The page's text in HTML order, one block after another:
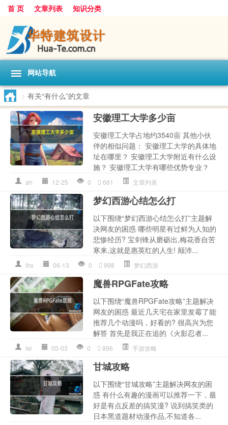
首 页 文章列表 知识分类
网站导航
> 有关“有什么”的文章
安徽理工大学多少亩
安徽理工大学占地约3540亩 其他小伙
伴的相似问题： 安徽理工大学的具体地
址在哪里？ 安徽理工大学附近有什么设
施？ 安徽理工大学有哪些优势专业？
ah 12-25 0 661 文章列表
梦幻西游心结怎么打
以下围绕“梦幻西游心结怎么打”主题解
决网友的困惑 哪些明星有过鲜为人知的
悲惨经历? 宝剑锋从磨砺出,梅花香自苦
寒来,这就是惠英红的人生! 颠沛...
lhx 06-13 0 998 梦幻西游
魔兽RPGFate攻略
以下围绕“魔兽RPGFate攻略”主题解决
网友的困惑 最近几天宅在家里发霉了能
推荐几个动漫吗，好看的? 很高兴为您
解答 首先是我正在追的《火影忍者...
lsr 05-03 0 896 手游攻略
甘城攻略
以下围绕“甘城攻略”主题解决网友的困
惑 有什么有趣的漫画可以推荐一下，最
好是有点反差的搞笑漫? 说到搞笑类的
日本黑道题材动漫作品,不知道各...